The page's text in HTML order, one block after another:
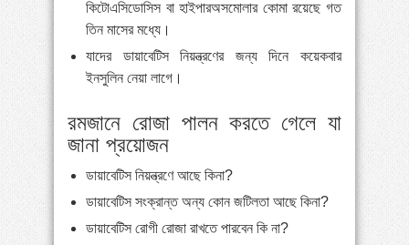
কিটোএসিডোসিস বা হাইপারঅসমোলার কোমা রয়েছে গত
তিন মাসের মধ্যে।
যাদের ডায়াবেটিস নিয়ন্ত্রণের জন্য দিনে কয়েকবার
ইনসুলিন নেয়া লাগে।
রমজানে রোজা পালন করতে গেলে যা
জানা প্রয়োজন
ডায়াবেটিস নিয়ন্ত্রণে আছে কিনা?
ডায়াবেটিস সংক্রান্ত অন্য কোন জটিলতা আছে কিনা?
ডায়াবেটিস রোগী রোজা রাখতে পারবেন কি না?